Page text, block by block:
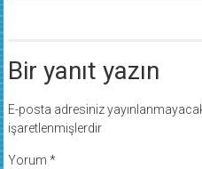
Bir yanıt yazın
E-posta adresiniz yayınlanmayacak.
işaretlenmişlerdir